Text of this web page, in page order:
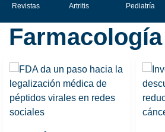
Revistas Artritis Pediatría
Farmacología